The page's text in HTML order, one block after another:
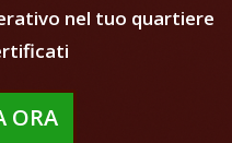
nel tuo quartiere
ORA